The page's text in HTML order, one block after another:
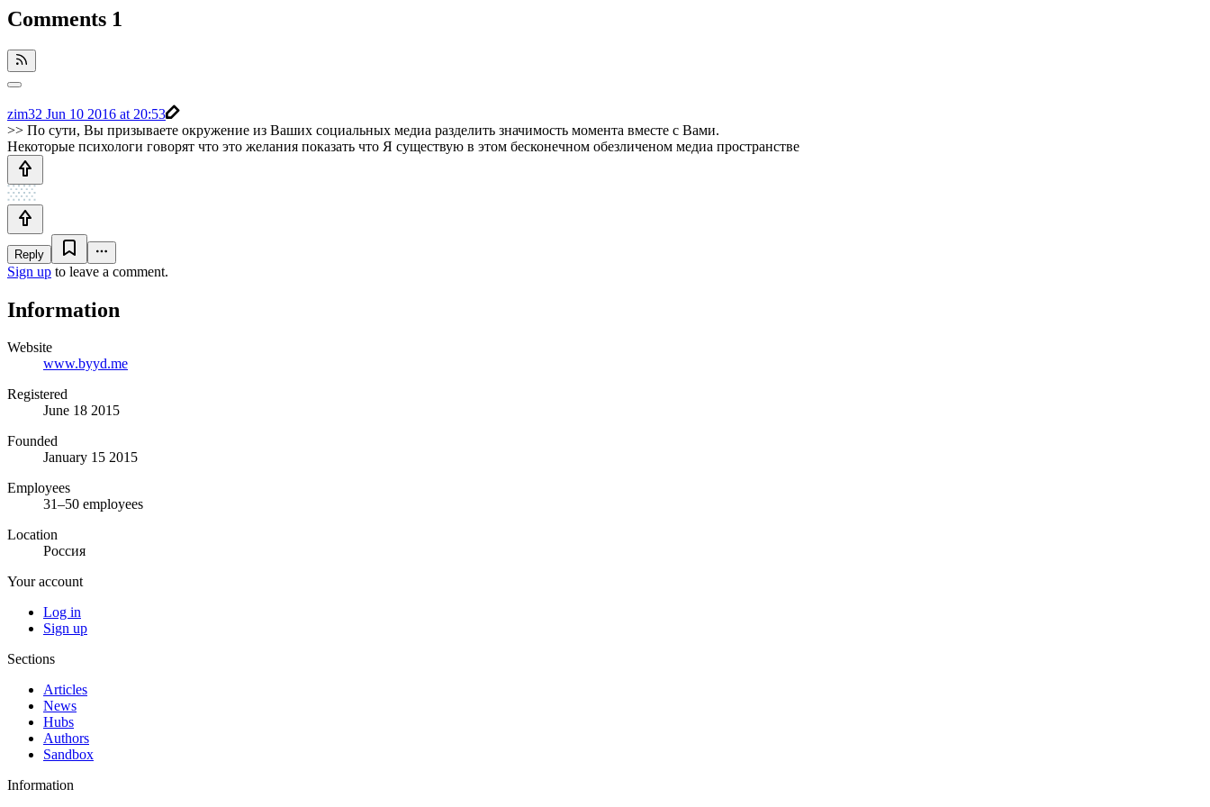
Comments 1
zim32 Jun 10 2016 at 20:53
>> По сути, Вы призываете окружение из Ваших социальных медиа разделить значимость момента вместе с Вами.
Некоторые психологи говорят что это желания показать что Я существую в этом бесконечном обезличеном медиа пространстве
Reply
Sign up to leave a comment.
Information
Website
www.byyd.me
Registered
June 18 2015
Founded
January 15 2015
Employees
31–50 employees
Location
Россия
Your account
Log in
Sign up
Sections
Articles
News
Hubs
Authors
Sandbox
Information